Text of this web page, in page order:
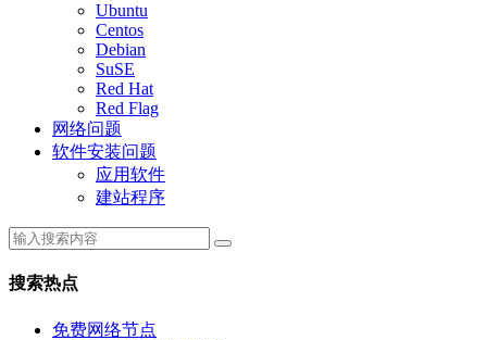
Ubuntu
Centos
Debian
SuSE
Red Hat
Red Flag
网络问题
软件安装问题
应用软件
建站程序
搜索热点
免费网络节点